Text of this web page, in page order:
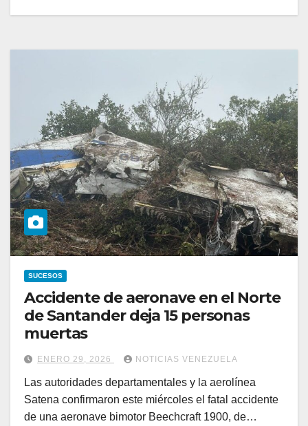
SUCESOS
Accidente de aeronave en el Norte
de Santander deja 15 personas
muertas
ENERO 29, 2026 NOTICIAS VENEZUELA
Las autoridades departamentales y la aerolínea
Satena confirmaron este miércoles el fatal accidente
de una aeronave bimotor Beechcraft 1900, de…